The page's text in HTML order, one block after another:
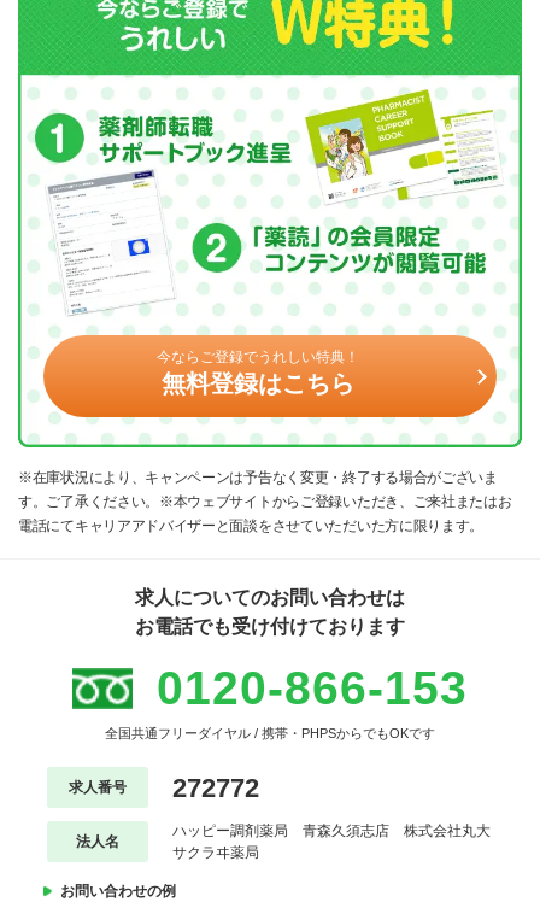
今ならご登録でうれしい特典！
無料登録はこちら
※在庫状況により、キャンペーンは予告なく変更・終了する場合がございま
す。ご了承ください。※本ウェブサイトからご登録いただき、ご来社またはお
電話にてキャリアアドバイザーと面談をさせていただいた方に限ります。
求人についてのお問い合わせは
お電話でも受け付けております
0120-866-153
全国共通フリーダイヤル / 携帯・PHPSからでもOKです
求人番号 272772
法人名
ハッピー調剤薬局 青森久須志店 株式会社丸大
サクラヰ薬局
お問い合わせの例